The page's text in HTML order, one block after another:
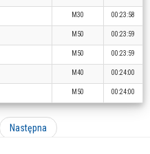
M30 00:23:58
M50 00:23:59
M50 00:23:59
M40 00:24:00
M50 00:24:00
Następna